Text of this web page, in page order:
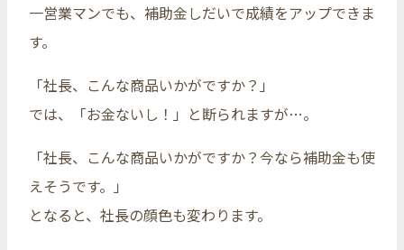
一営業マンでも、補助金しだいで成績をアップできま
す。
「社長、こんな商品いかがですか？」
では、「お金ないし！」と断られますが…。
「社長、こんな商品いかがですか？今なら補助金も使
えそうです。」
となると、社長の顔色も変わります。